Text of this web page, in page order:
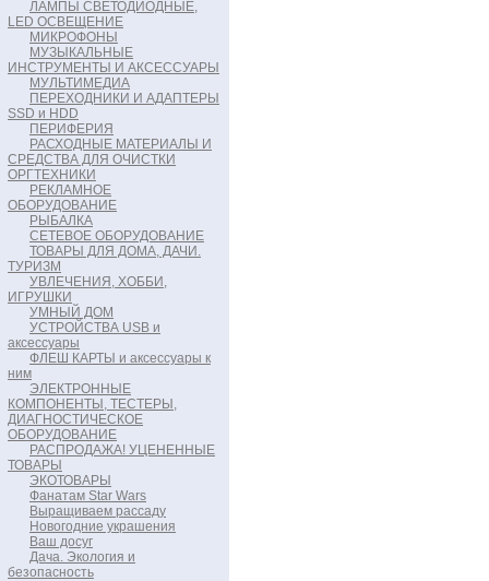
ЛАМПЫ СВЕТОДИОДНЫЕ,
LED ОСВЕЩЕНИЕ
МИКРОФОНЫ
МУЗЫКАЛЬНЫЕ
ИНСТРУМЕНТЫ И АКСЕССУАРЫ
МУЛЬТИМЕДИА
ПЕРЕХОДНИКИ И АДАПТЕРЫ
SSD и HDD
ПЕРИФЕРИЯ
РАСХОДНЫЕ МАТЕРИАЛЫ И
СРЕДСТВА ДЛЯ ОЧИСТКИ
ОРГТЕХНИКИ
РЕКЛАМНОЕ
ОБОРУДОВАНИЕ
РЫБАЛКА
СЕТЕВОЕ ОБОРУДОВАНИЕ
ТОВАРЫ ДЛЯ ДОМА, ДАЧИ.
ТУРИЗМ
УВЛЕЧЕНИЯ, ХОББИ,
ИГРУШКИ
УМНЫЙ ДОМ
УСТРОЙСТВА USB и
аксессуары
ФЛЕШ КАРТЫ и аксессуары к
ним
ЭЛЕКТРОННЫЕ
КОМПОНЕНТЫ, ТЕСТЕРЫ,
ДИАГНОСТИЧЕСКОЕ
ОБОРУДОВАНИЕ
РАСПРОДАЖА! УЦЕНЕННЫЕ
ТОВАРЫ
ЭКОТОВАРЫ
Фанатам Star Wars
Выращиваем рассаду
Новогодние украшения
Ваш досуг
Дача. Экология и
безопасность